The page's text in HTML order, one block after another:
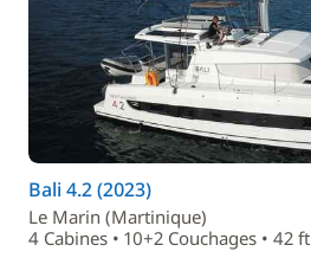
Bali 4.2 (2023)
Le Marin (Martinique)
4 Cabines • 10+2 Couchages • 42 ft